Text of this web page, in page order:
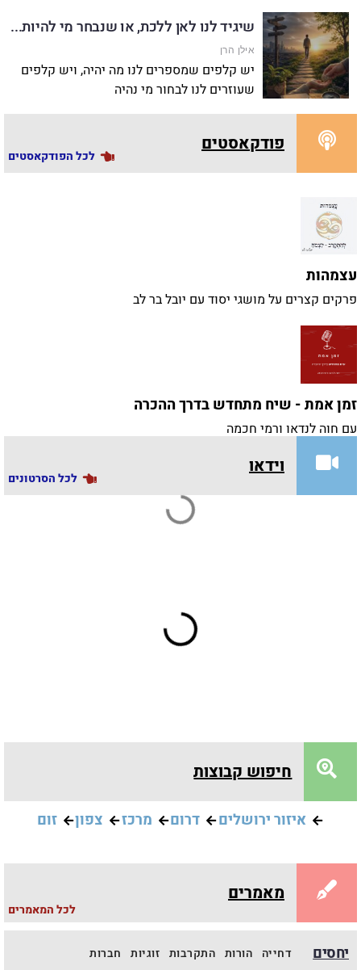
שיגיד לנו לאן ללכת, או שנבחר מי להיות...
אילן הרן
יש קלפים שמספרים לנו מה יהיה, ויש קלפים
שעוזרים לנו לבחור מי נהיה
פודקאסטים
לכל הפודקאסטים
עצמהות
פרקים קצרים על מושגי יסוד עם יובל בר לב
זמן אמת - שיח מתחדש בדרך ההכרה
עם חוה לנדאו ורמי חכמה
פרשת הלב והשבוע
עם רמי חכמה
הלומדות
וידאו
לכל הסרטונים
חיפוש קבוצות
איזור ירושלים דרום מרכז צפון זום
מאמרים
לכל המאמרים
יחסים דחייה הורות התקרבות זוגיות חברות